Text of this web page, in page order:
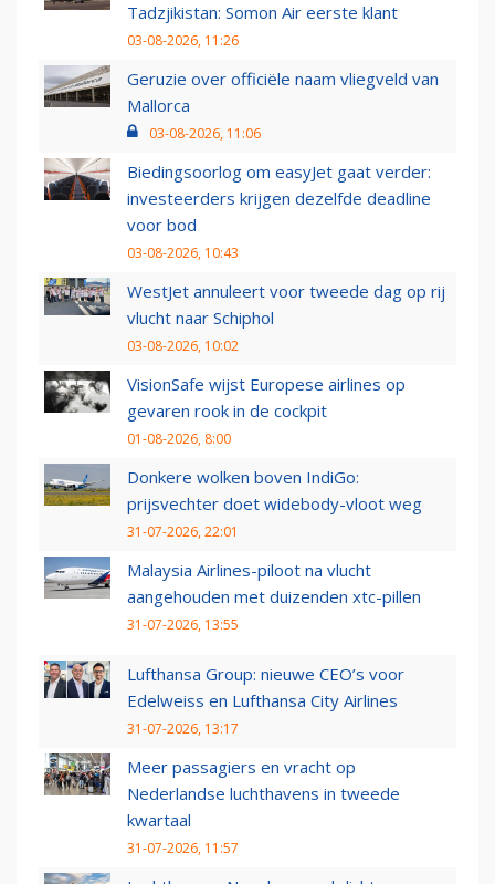
Tadzjikistan: Somon Air eerste klant
03-08-2026, 11:26
Geruzie over officiële naam vliegveld van
Mallorca
03-08-2026, 11:06
Biedingsoorlog om easyJet gaat verder:
investeerders krijgen dezelfde deadline
voor bod
03-08-2026, 10:43
WestJet annuleert voor tweede dag op rij
vlucht naar Schiphol
03-08-2026, 10:02
VisionSafe wijst Europese airlines op
gevaren rook in de cockpit
01-08-2026, 8:00
Donkere wolken boven IndiGo:
prijsvechter doet widebody-vloot weg
31-07-2026, 22:01
Malaysia Airlines-piloot na vlucht
aangehouden met duizenden xtc-pillen
31-07-2026, 13:55
Lufthansa Group: nieuwe CEO’s voor
Edelweiss en Lufthansa City Airlines
31-07-2026, 13:17
Meer passagiers en vracht op
Nederlandse luchthavens in tweede
kwartaal
31-07-2026, 11:57